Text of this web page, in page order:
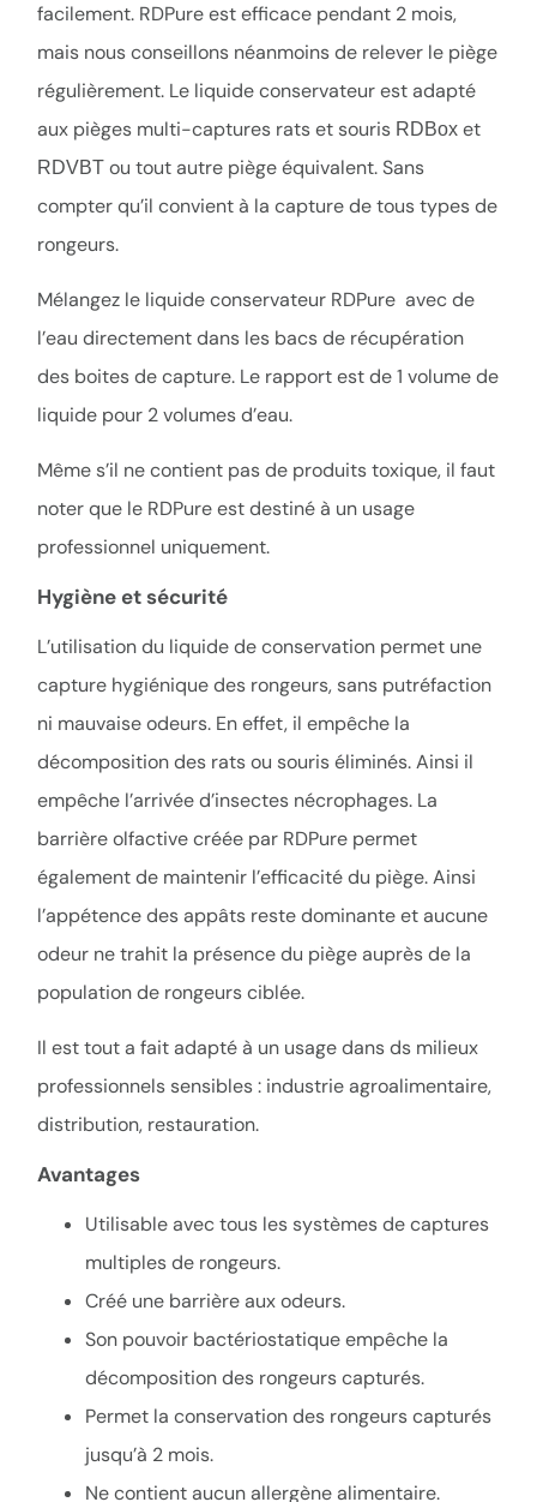
facilement. RDPure est efficace pendant 2 mois,
mais nous conseillons néanmoins de relever le piège
régulièrement. Le liquide conservateur est adapté
aux pièges multi-captures rats et souris RDBoxet
RDVBTou tout autre piège équivalent. Sans
compter qu’il convient à la capture de tous types de
rongeurs.
Mélangez le liquide conservateur RDPure avec de
l’eau directement dans les bacs de récupération
des boites de capture. Le rapport est de 1 volume de
liquide pour 2 volumes d’eau.
Même s’il ne contient pas de produits toxique, il faut
noter que le RDPure est destiné à un usage
professionnel uniquement.
Hygiène et sécurité
L’utilisation du liquide de conservation permet une
capture hygiénique des rongeurs, sans putréfaction
ni mauvaise odeurs. En effet, il empêche la
décomposition des rats ou souris éliminés. Ainsi il
empêche l’arrivée d’insectes nécrophages. La
barrière olfactive créée par RDPure permet
également de maintenir l’efficacité du piège. Ainsi
l’appétence des appâts reste dominante et aucune
odeur ne trahit la présence du piège auprès de la
population de rongeurs ciblée.
Il est tout a fait adapté à un usage dans ds milieux
professionnels sensibles : industrie agroalimentaire,
distribution, restauration.
Avantages
Utilisable avec tous les systèmes de captures
multiples de rongeurs.
Créé une barrière aux odeurs.
Son pouvoir bactériostatique empêche la
décomposition des rongeurs capturés.
Permet la conservation des rongeurs capturés
jusqu’à 2 mois.
Ne contient aucun allergène alimentaire.